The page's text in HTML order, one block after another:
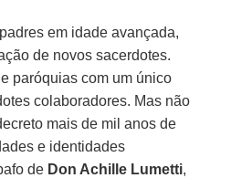
em idade avançada,
de novos sacerdotes.
paróquias com um único
colaboradores. Mas não
mais de mil anos de
e identidades
de Don Achille Lumetti,